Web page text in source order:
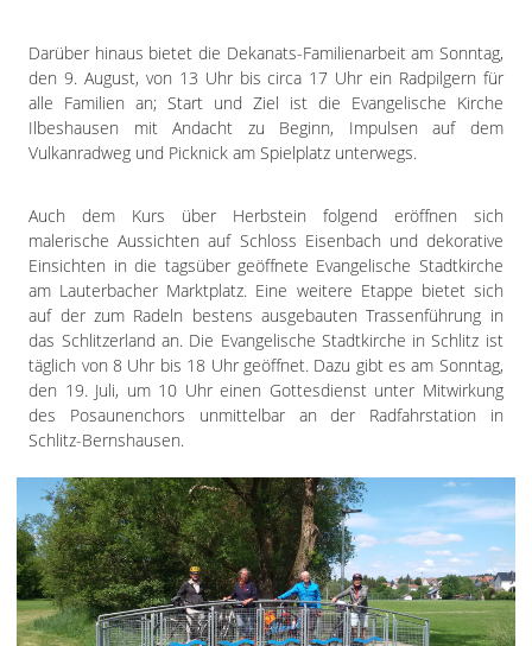
Darüber hinaus bietet die Dekanats-Familienarbeit am Sonntag,
den 9. August, von 13 Uhr bis circa 17 Uhr ein Radpilgern für
alle Familien an; Start und Ziel ist die Evangelische Kirche
Ilbeshausen mit Andacht zu Beginn, Impulsen auf dem
Vulkanradweg und Picknick am Spielplatz unterwegs.
Auch dem Kurs über Herbstein folgend eröffnen sich
malerische Aussichten auf Schloss Eisenbach und dekorative
Einsichten in die tagsüber geöffnete Evangelische Stadtkirche
am Lauterbacher Marktplatz. Eine weitere Etappe bietet sich
auf der zum Radeln bestens ausgebauten Trassenführung in
das Schlitzerland an. Die Evangelische Stadtkirche in Schlitz ist
täglich von 8 Uhr bis 18 Uhr geöffnet. Dazu gibt es am Sonntag,
den 19. Juli, um 10 Uhr einen Gottesdienst unter Mitwirkung
des Posaunenchors unmittelbar an der Radfahrstation in
Schlitz-Bernshausen.